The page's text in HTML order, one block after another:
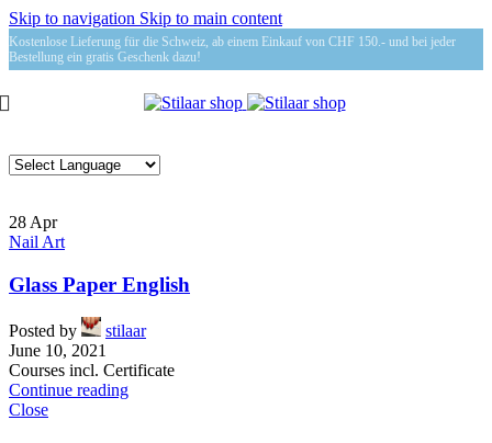
Skip to navigation Skip to main content
Kostenlose Lieferung für die Schweiz, ab einem Einkauf von CHF 150.- und bei jeder
Bestellung ein gratis Geschenk dazu!
28 Apr
Nail Art
Glass Paper English
Posted by
stilaar
June 10, 2021
Courses incl. Certificate
Continue reading
Close